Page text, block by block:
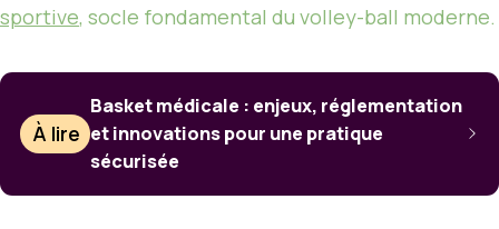
sportive, socle fondamental du volley-ball moderne.
À lire
Basket médicale : enjeux, réglementation
et innovations pour une pratique
sécurisée